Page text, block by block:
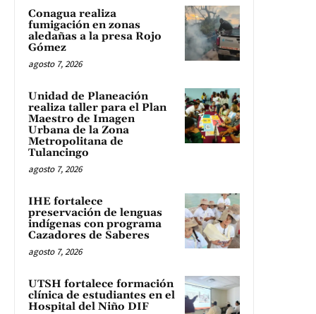
Conagua realiza
fumigación en zonas
aledañas a la presa Rojo
Gómez
agosto 7, 2026
Unidad de Planeación
realiza taller para el Plan
Maestro de Imagen
Urbana de la Zona
Metropolitana de
Tulancingo
agosto 7, 2026
IHE fortalece
preservación de lenguas
indígenas con programa
Cazadores de Saberes
agosto 7, 2026
UTSH fortalece formación
clínica de estudiantes en el
Hospital del Niño DIF